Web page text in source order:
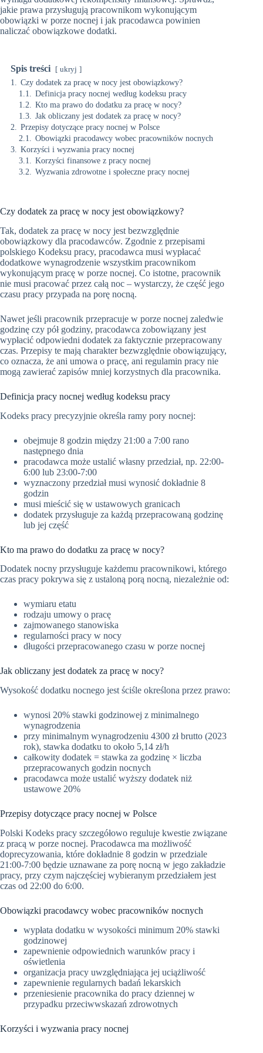
jakie prawa przysługują pracownikom wykonującym
obowiązki w porze nocnej i jak pracodawca powinien
naliczać obowiązkowe dodatki.
Spis treści ukryj
1.
Czy dodatek za pracę w nocy jest obowiązkowy?
1.1.
Definicja pracy nocnej według kodeksu pracy
1.2.
Kto ma prawo do dodatku za pracę w nocy?
1.3.
Jak obliczany jest dodatek za pracę w nocy?
2.
Przepisy dotyczące pracy nocnej w Polsce
2.1.
Obowiązki pracodawcy wobec pracowników nocnych
3.
Korzyści i wyzwania pracy nocnej
3.1.
Korzyści finansowe z pracy nocnej
3.2.
Wyzwania zdrowotne i społeczne pracy nocnej
Czy dodatek za pracę w nocy jest obowiązkowy?
Tak, dodatek za pracę w nocy jest bezwzględnie
obowiązkowy dla pracodawców. Zgodnie z przepisami
polskiego Kodeksu pracy, pracodawca musi wypłacać
dodatkowe wynagrodzenie wszystkim pracownikom
wykonującym pracę w porze nocnej. Co istotne, pracownik
nie musi pracować przez całą noc – wystarczy, że część jego
czasu pracy przypada na porę nocną.
Nawet jeśli pracownik przepracuje w porze nocnej zaledwie
godzinę czy pół godziny, pracodawca zobowiązany jest
wypłacić odpowiedni dodatek za faktycznie przepracowany
czas. Przepisy te mają charakter bezwzględnie obowiązujący,
co oznacza, że ani umowa o pracę, ani regulamin pracy nie
mogą zawierać zapisów mniej korzystnych dla pracownika.
Definicja pracy nocnej według kodeksu pracy
Kodeks pracy precyzyjnie określa ramy pory nocnej:
obejmuje 8 godzin między 21:00 a 7:00 rano
następnego dnia
pracodawca może ustalić własny przedział, np. 22:00-
6:00 lub 23:00-7:00
wyznaczony przedział musi wynosić dokładnie 8
godzin
musi mieścić się w ustawowych granicach
dodatek przysługuje za każdą przepracowaną godzinę
lub jej część
Kto ma prawo do dodatku za pracę w nocy?
Dodatek nocny przysługuje każdemu pracownikowi, którego
czas pracy pokrywa się z ustaloną porą nocną, niezależnie od:
wymiaru etatu
rodzaju umowy o pracę
zajmowanego stanowiska
regularności pracy w nocy
długości przepracowanego czasu w porze nocnej
Jak obliczany jest dodatek za pracę w nocy?
Wysokość dodatku nocnego jest ściśle określona przez prawo:
wynosi 20% stawki godzinowej z minimalnego
wynagrodzenia
przy minimalnym wynagrodzeniu 4300 zł brutto (2023
rok), stawka dodatku to około 5,14 zł/h
całkowity dodatek = stawka za godzinę × liczba
przepracowanych godzin nocnych
pracodawca może ustalić wyższy dodatek niż
ustawowe 20%
Przepisy dotyczące pracy nocnej w Polsce
Polski Kodeks pracy szczegółowo reguluje kwestie związane
z pracą w porze nocnej. Pracodawca ma możliwość
doprecyzowania, które dokładnie 8 godzin w przedziale
21:00-7:00 będzie uznawane za porę nocną w jego zakładzie
pracy, przy czym najczęściej wybieranym przedziałem jest
czas od 22:00 do 6:00.
Obowiązki pracodawcy wobec pracowników nocnych
wypłata dodatku w wysokości minimum 20% stawki
godzinowej
zapewnienie odpowiednich warunków pracy i
oświetlenia
organizacja pracy uwzględniająca jej uciążliwość
zapewnienie regularnych badań lekarskich
przeniesienie pracownika do pracy dziennej w
przypadku przeciwwskazań zdrowotnych
Korzyści i wyzwania pracy nocnej